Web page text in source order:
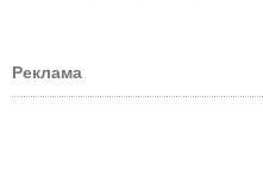
Реклама